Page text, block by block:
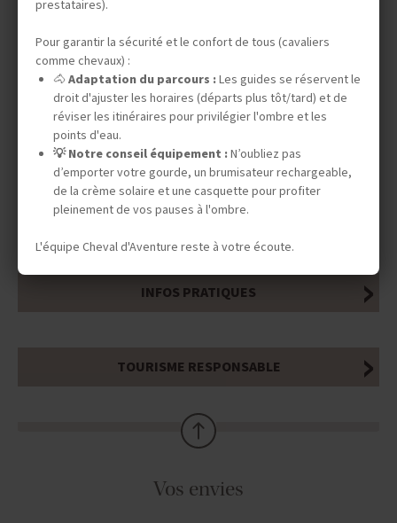
programme au jour le jour de notre site est
DATES & PRIX
INFOS ÉQUESTRES
INFOS PRATIQUES
TOURISME RESPONSABLE
Vos envies
prestataires).
Pour garantir la sécurité et le confort de tous (cavaliers
comme chevaux) :
🐴 Adaptation du parcours :Les guides se réservent le
droit d'ajuster les horaires (départs plus tôt/tard) et de
réviser les itinéraires pour privilégier l'ombre et les
points d'eau.
💡 Notre conseil équipement :N’oubliez pas
d’emporter votre gourde, un brumisateur rechargeable,
de la crème solaire et une casquette pour profiter
pleinement de vos pauses à l'ombre.
L'équipe Cheval d'Aventure reste à votre écoute.